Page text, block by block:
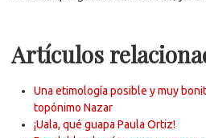
Artículos
Una etimología posible y muy
topónimo Nazar
¡Uala, qué guapa Paula Ortiz!